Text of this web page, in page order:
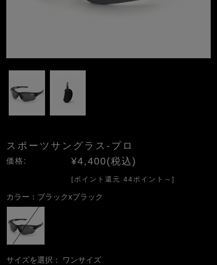
スポーツサングラス-プロ
価格: ¥4,400(税込)
[ポイント還元 44ポイント～]
カラー： ブラックxブラック
サイズを選択： ワンサイズ